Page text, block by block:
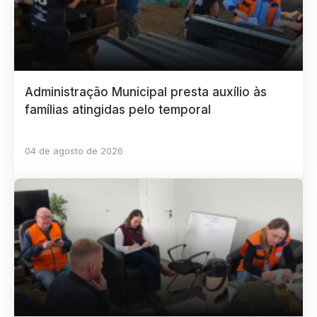
Administração Municipal presta auxílio às
famílias atingidas pelo temporal
04 de agosto de 2026